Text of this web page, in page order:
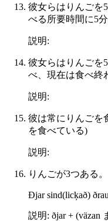
彼女らはりんごを
べる所要時間に5
説明:
彼女らはりんごを
べ、現在は食べ終
説明:
彼は常にりんごを
を食べている)
説明:
りんごが3つある。
Ðjar sind(licķað)
説明: ðjar + (väzan